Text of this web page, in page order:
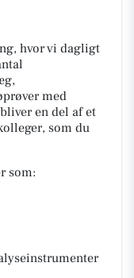
hvor vi dagligt
med
en del af et
som du
som: